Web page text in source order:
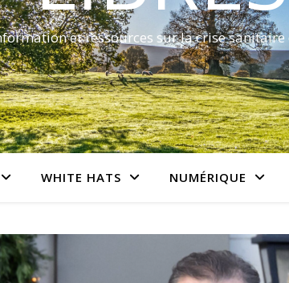
et ressources sur la crise sanitaire
WHITE HATS NUMÉRIQUE